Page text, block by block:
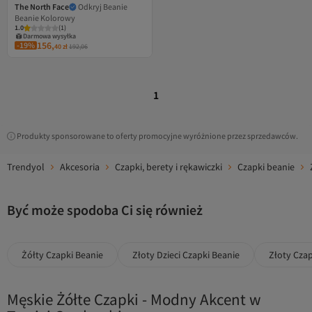
The North Face
Odkryj Beanie
Beanie Kolorowy
1.0 (1)
Darmowa wysyłka
-19% 156,40zł192,06
1
Produkty sponsorowane to oferty promocyjne wyróżnione przez sprzedawców.
Trendyol Akcesoria Czapki, berety i rękawiczki Czapki beanie
Być może spodoba Ci się również
Żółty Czapki Beanie Złoty Dzieci Czapki Beanie Złoty
Męskie Żółte Czapki - Modny Akcent w